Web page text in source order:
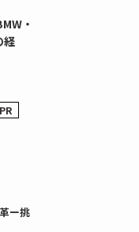
・
経
ー挑